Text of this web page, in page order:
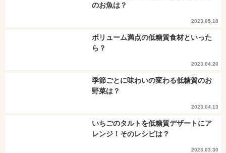
のお魚は？
2023.05.18
ボリューム満点の低糖質食材といった
ら？
2023.04.20
季節ごとに味わいの変わる低糖質のお
野菜は？
2023.04.13
いちごのタルトを低糖質デザートにア
レンジ！そのレシピは？
2023.03.30